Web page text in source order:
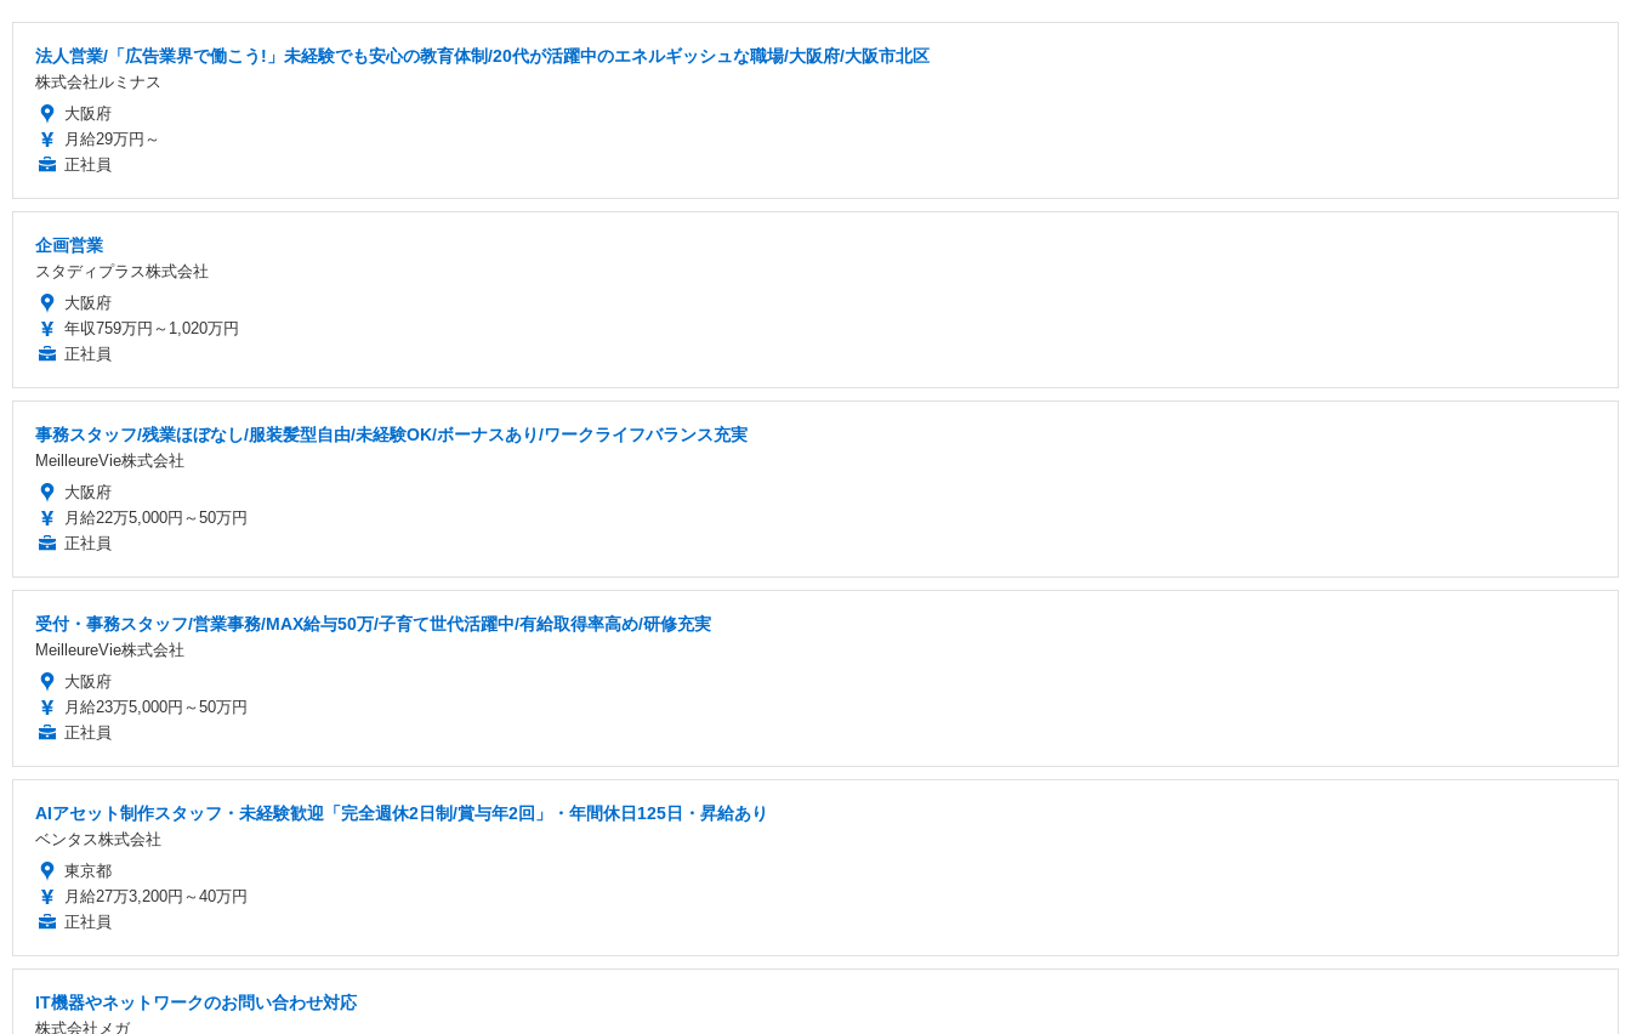
法人営業/「広告業界で働こう!」未経験でも安心の教育体制/20代が活躍中のエネルギッシュな職場/大阪府/大阪市北区
株式会社ルミナス
大阪府
月給29万円～
正社員
企画営業
スタディプラス株式会社
大阪府
年収759万円～1,020万円
正社員
事務スタッフ/残業ほぼなし/服装髪型自由/未経験OK/ボーナスあり/ワークライフバランス充実
MeilleureVie株式会社
大阪府
月給22万5,000円～50万円
正社員
受付・事務スタッフ/営業事務/MAX給与50万/子育て世代活躍中/有給取得率高め/研修充実
MeilleureVie株式会社
大阪府
月給23万5,000円～50万円
正社員
AIアセット制作スタッフ・未経験歓迎「完全週休2日制/賞与年2回」・年間休日125日・昇給あり
ベンタス株式会社
東京都
月給27万3,200円～40万円
正社員
IT機器やネットワークのお問い合わせ対応
株式会社メガ